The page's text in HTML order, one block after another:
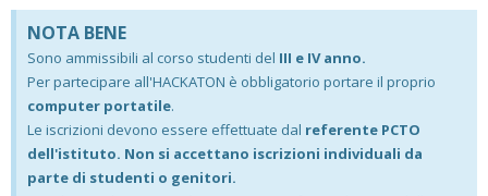
NOTA BENE
Sono ammissibili al corso studenti del III e IV anno.
Per partecipare all'HACKATON è obbligatorio portare il proprio
computer portatile.
Le iscrizioni devono essere effettuate dal referente PCTO
dell'istituto. Non si accettano iscrizioni individuali da
parte di studenti o genitori.